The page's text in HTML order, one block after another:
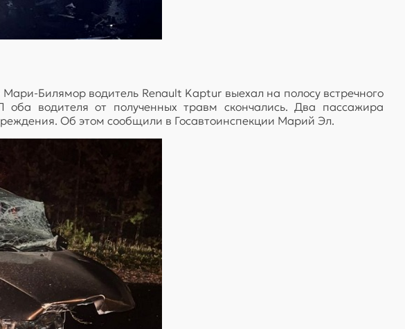
Билямор водитель Renault Kaptur выехал на полосу встречного
водителя от полученных травм скончались. Два пассажира
Об этом сообщили в Госавтоинспекции Марий Эл.